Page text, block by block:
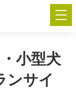
―
小型犬
ンサイ